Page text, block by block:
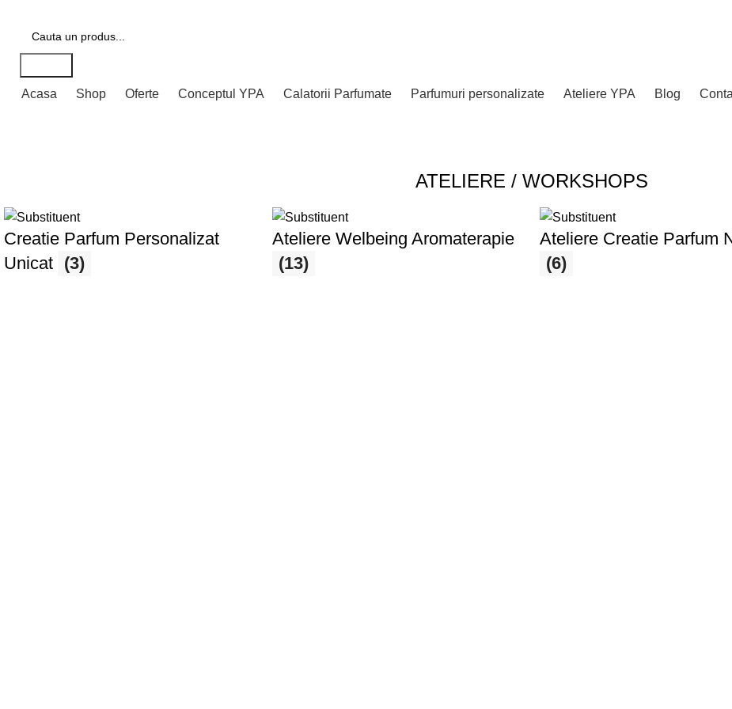
Acasa Shop Oferte Conceptul YPA Calatorii Parfumate Parfumuri personalizate Ateliere YPA Blog
ATELIERE / WORKSHOPS
Creatie Parfum Personalizat
Unicat (3)
Ateliere Welbeing Aromaterapie
(13)
Ateliere Creatie Parfum
(6)